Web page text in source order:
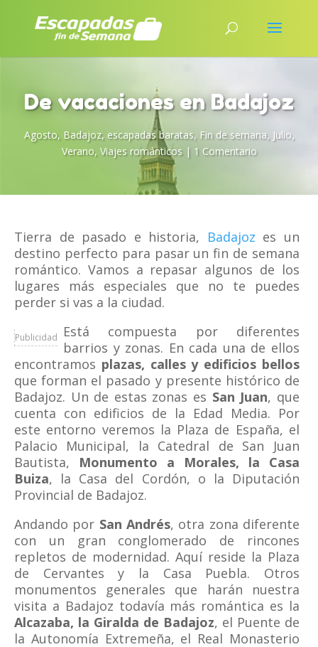
De vacaciones en Badajoz
Agosto, Badajoz, escapadas baratas, Fin de semana, Julio,
Verano, Viajes románticos| 1 Comentario
Tierra de pasado e historia, Badajoz es un
destino perfecto para pasar un fin de semana
romántico. Vamos a repasar algunos de los
lugares más especiales que no te puedes
perder si vas a la ciudad.
Publicidad
Está compuesta por diferentes
barrios y zonas. En cada una de ellos
encontramos plazas, calles y edificios bellos
que forman el pasado y presente histórico de
Badajoz. Un de estas zonas es San Juan, que
cuenta con edificios de la Edad Media. Por
este entorno veremos la Plaza de España, el
Palacio Municipal, la Catedral de San Juan
Bautista, Monumento a Morales, la Casa
Buiza, la Casa del Cordón, o la Diputación
Provincial de Badajoz.
Andando por San Andrés, otra zona diferente
con un gran conglomerado de rincones
repletos de modernidad. Aquí reside la Plaza
de Cervantes y la Casa Puebla. Otros
monumentos generales que harán nuestra
visita a Badajoz todavía más romántica es la
Alcazaba, la Giralda de Badajoz, el Puente de
la Autonomía Extremeña, el Real Monasterio